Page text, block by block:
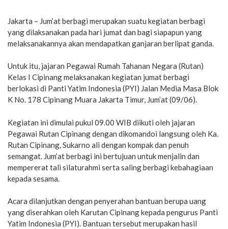
Jakarta – Jum’at berbagi merupakan suatu kegiatan berbagi
yang dilaksanakan pada hari jumat dan bagi siapapun yang
melaksanakannya akan mendapatkan ganjaran berlipat ganda.
Untuk itu, jajaran Pegawai Rumah Tahanan Negara (Rutan)
Kelas I Cipinang melaksanakan kegiatan jumat berbagi
berlokasi di Panti Yatim Indonesia (PYI) Jalan Media Masa Blok
K No. 178 Cipinang Muara Jakarta Timur, Jum’at (09/06).
Kegiatan ini dimulai pukul 09.00 WIB diikuti oleh jajaran
Pegawai Rutan Cipinang dengan dikomandoi langsung oleh Ka.
Rutan Cipinang, Sukarno ali dengan kompak dan penuh
semangat. Jum’at berbagi ini bertujuan untuk menjalin dan
mempererat tali silaturahmi serta saling berbagi kebahagiaan
kepada sesama.
Acara dilanjutkan dengan penyerahan bantuan berupa uang
yang diserahkan oleh Karutan Cipinang kepada pengurus Panti
Yatim Indonesia (PYI). Bantuan tersebut merupakan hasil